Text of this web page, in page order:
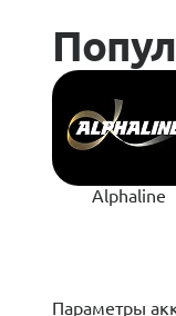
Alphaline
­­­­Параметры